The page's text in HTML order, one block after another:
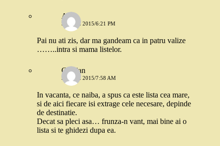
Anca
5 IUNIE 2015/6:21 PM
Pai nu ati zis, dar ma gandeam ca in patru valize
……..intra si mama listelor.
Cristian
5 IUNIE 2015/7:58 AM
In vacanta, ce naiba, a spus ca este lista cea mare,
si de aici fiecare isi extrage cele necesare, depinde
de destinatie.
Decat sa pleci asa… frunza-n vant, mai bine ai o
lista si te ghidezi dupa ea.